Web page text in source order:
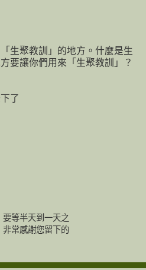
生聚教訓」的地方。什麼是生
要讓你們用來「生聚教訓」？
了
等半天到一天之
非常感謝您留下的